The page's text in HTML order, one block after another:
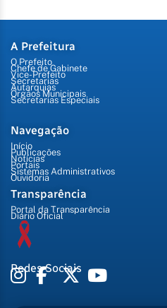
A Prefeitura
O Prefeito
Chefe de Gabinete
Vice-Prefeito
Secretarias
Autarquias
Órgãos Municipais
Secretarias Especiais
Navegação
Início
Publicações
Notícias
Portais
Sistemas Administrativos
Ouvidoria
Transparência
Portal da Transparência
Diário Oficial
Redes Sociais